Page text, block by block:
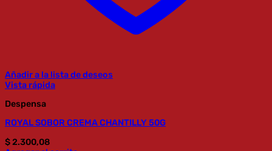
Añadir a la lista de deseos
Vista rápida
Despensa
ROYAL SOBOR CREMA CHANTILLY 50G
$2.300,08